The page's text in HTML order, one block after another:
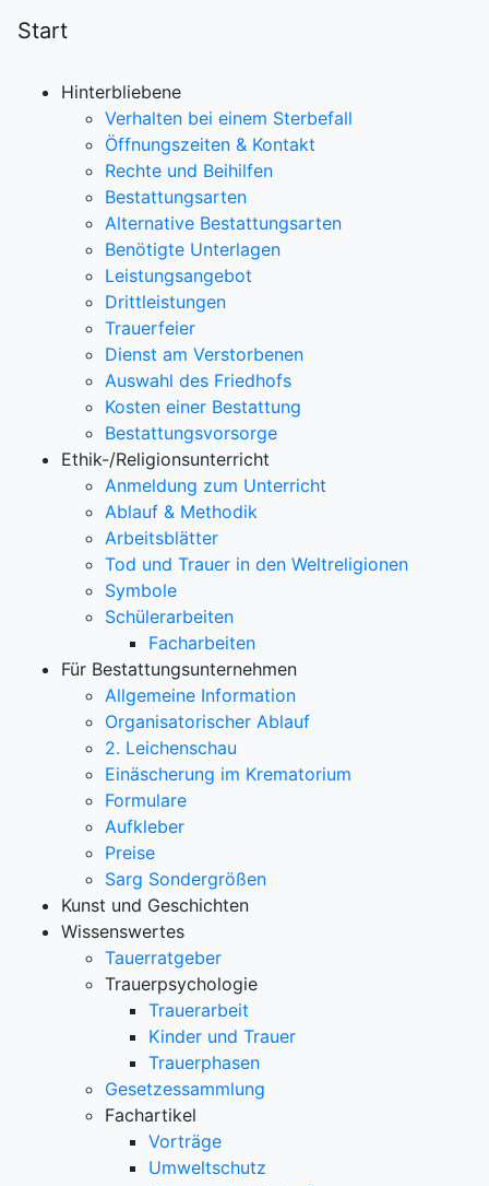
Start
Hinterbliebene
Verhalten bei einem Sterbefall
Öffnungszeiten & Kontakt
Rechte und Beihilfen
Bestattungsarten
Alternative Bestattungsarten
Benötigte Unterlagen
Leistungsangebot
Drittleistungen
Trauerfeier
Dienst am Verstorbenen
Auswahl des Friedhofs
Kosten einer Bestattung
Bestattungsvorsorge
Ethik-/Religionsunterricht
Anmeldung zum Unterricht
Ablauf & Methodik
Arbeitsblätter
Tod und Trauer in den Weltreligionen
Symbole
Schülerarbeiten
Facharbeiten
Für Bestattungsunternehmen
Allgemeine Information
Organisatorischer Ablauf
2. Leichenschau
Einäscherung im Krematorium
Formulare
Aufkleber
Preise
Sarg Sondergrößen
Kunst und Geschichten
Wissenswertes
Tauerratgeber
Trauerpsychologie
Trauerarbeit
Kinder und Trauer
Trauerphasen
Gesetzessammlung
Fachartikel
Vorträge
Umweltschutz